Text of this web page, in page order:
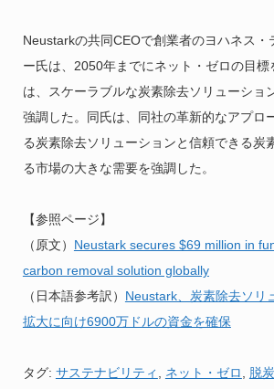
Neustarkの共同CEOで創業者のヨハネス・
ー氏は、2050年までにネット・ゼロの目標
は、スケーラブルな炭素除去ソリューショ
強調した。同氏は、同社の革新的なアプロ
る炭素除去ソリューションと信頼できる炭
る市場の大きな需要を強調した。
【参照ページ】
（原文） Neustark secures $69 million in
carbon removal solution globally
（日本語参考訳） Neustark、炭素除去ソリ
拡大に向け6900万ドルの資金を確保
タグ: サステナビリティ ネット・ゼロ 脱